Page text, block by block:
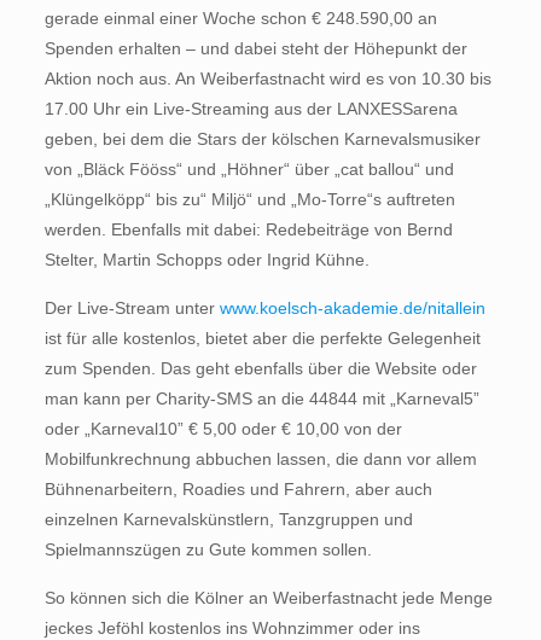
gerade einmal einer Woche schon € 248.590,00 an
Spenden erhalten – und dabei steht der Höhepunkt der
Aktion noch aus. An Weiberfastnacht wird es von 10.30 bis
17.00 Uhr ein Live-Streaming aus der LANXESSarena
geben, bei dem die Stars der kölschen Karnevalsmusiker
von „Bläck Fööss“ und „Höhner“ über „cat ballou“ und
„Klüngelköpp“ bis zu“ Miljö“ und „Mo-Torre“s auftreten
werden. Ebenfalls mit dabei: Redebeiträge von Bernd
Stelter, Martin Schopps oder Ingrid Kühne.
Der Live-Stream unter www.koelsch-akademie.de/nitallein
ist für alle kostenlos, bietet aber die perfekte Gelegenheit
zum Spenden. Das geht ebenfalls über die Website oder
man kann per Charity-SMS an die 44844 mit „Karneval5”
oder „Karneval10” € 5,00 oder € 10,00 von der
Mobilfunkrechnung abbuchen lassen, die dann vor allem
Bühnenarbeitern, Roadies und Fahrern, aber auch
einzelnen Karnevalskünstlern, Tanzgruppen und
Spielmannszügen zu Gute kommen sollen.
So können sich die Kölner an Weiberfastnacht jede Menge
jeckes Jeföhl kostenlos ins Wohnzimmer oder ins